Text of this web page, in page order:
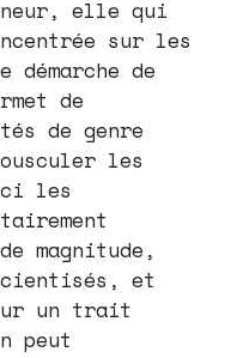
elle qui
sur les
démarche de
de
de genre
les
les
magnitude,
et
un trait
peut